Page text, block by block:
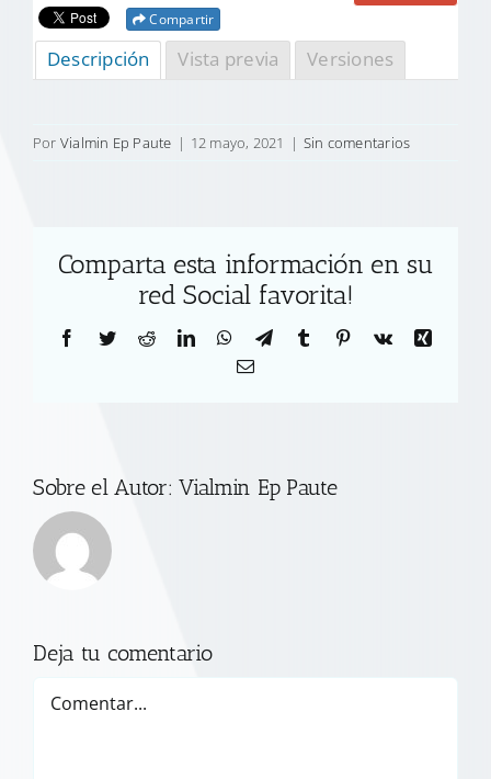
Compartir
Descripción Vista previa Versiones
Por Vialmin Ep Paute | 12 mayo, 2021 | Sin comentarios
Comparta esta información en su
red Social favorita!
Facebook
TwitterRedditLinkedInWhatsApp
TelegramTumblr Pinterest
Vk
Xing
Correo
Sobre el Autor:Vialmin Ep Paute
Deja tu comentario